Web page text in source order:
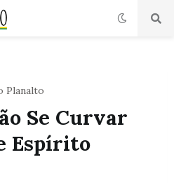
Planalto
Se Curvar
Espírito